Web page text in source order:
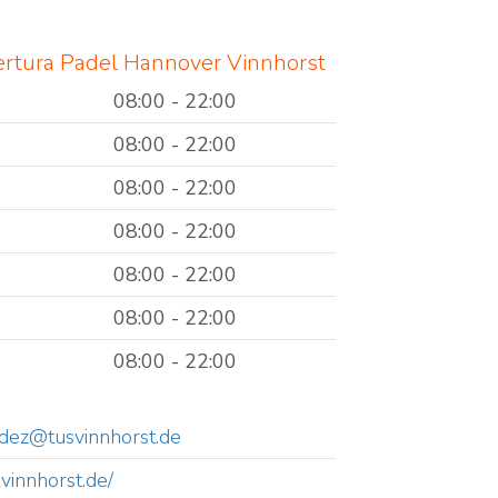
Padel Hannover Vinnhorst
08:00 - 22:00
08:00 - 22:00
08:00 - 22:00
08:00 - 22:00
08:00 - 22:00
08:00 - 22:00
08:00 - 22:00